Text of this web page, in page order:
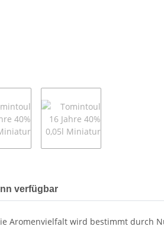
verfügbar
Aromenvielfalt wird bestimmt durch